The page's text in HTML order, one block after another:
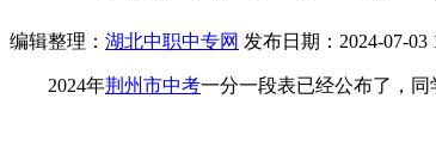
编辑整理： 湖北中职中专网 发布日期：2024-07-03
2024年荆州市中考一分一段表已经公布了，